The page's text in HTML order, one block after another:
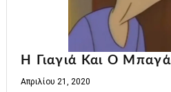
Η Γιαγιά Και Ο
Απριλίου 21, 2020